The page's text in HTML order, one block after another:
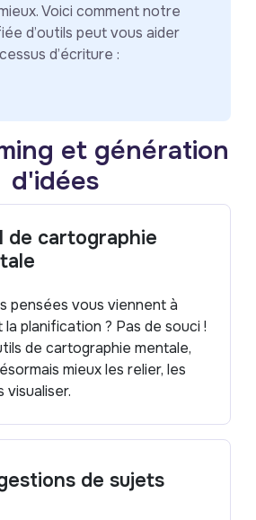
Voici comment notre
d’outils peut vous aider
d’écriture :
et génération
d'idées
de cartographie
pensées vous viennent à
planification ? Pas de souci !
de cartographie mentale,
mieux les relier, les
visualiser.
de sujets